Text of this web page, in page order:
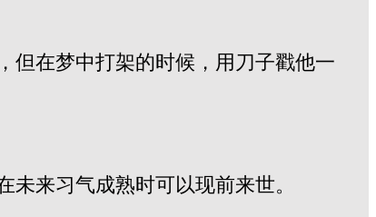
但在梦中打架的时候，用刀子戳他一
来习气成熟时可以现前来世。